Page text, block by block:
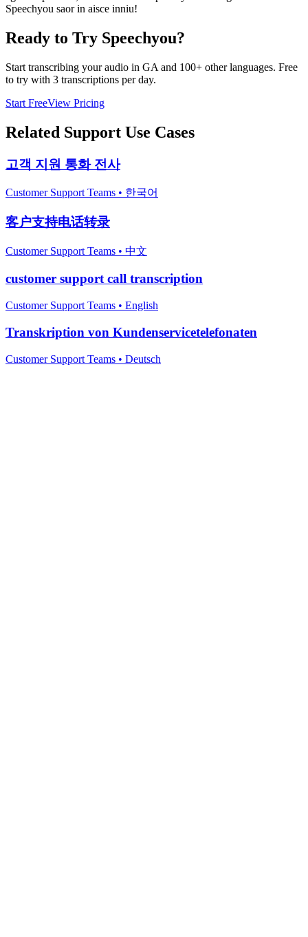
Speechyou saor in aisce inniu!
Ready to Try Speechyou?
Start transcribing your audio in GA and 100+ other languages. Free
to try with 3 transcriptions per day.
Start FreeView Pricing
Related Support Use Cases
고객 지원 통화 전사
Customer Support Teams • 한국어
客户支持电话转录
Customer Support Teams • 中文
customer support call transcription
Customer Support Teams • English
Transkription von Kundenservicetelefonaten
Customer Support Teams • Deutsch